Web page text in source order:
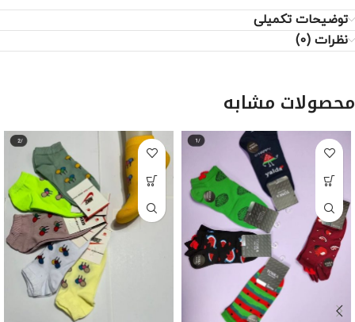
توضیحات تکمیلی
نظرات (0)
محصولات مشابه